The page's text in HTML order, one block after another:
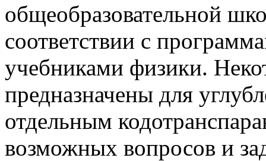
общеобразовательной
соответствии с
учебниками физики.
предназначены для
отдельным
возможных вопросов и